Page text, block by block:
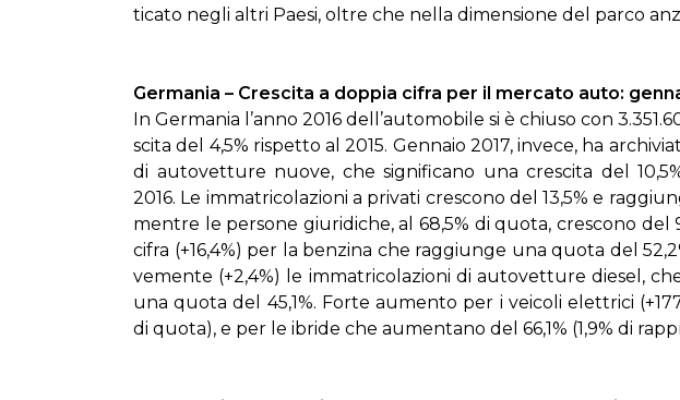
ti­ca­to ne­gli al­tri Pae­si, ol­tre che nel­la di­men­sio­ne del par­co
Ger­ma­nia – Cre­sci­ta a dop­pia ci­fra per il mer­ca­to au­to:
In Ger­ma­nia l’an­no 2016 del­l’au­to­mo­bi­le si è chiu­so con
sci­ta del 4,5% ri­spet­to al 2015. Gen­na­io 2017, in­ve­ce, ha
di au­to­vet­tu­re nuo­ve, che si­gni­fi­ca­no una cre­sci­ta del
2016. Le im­ma­tri­co­la­zio­ni a pri­va­ti cre­sco­no del 13,5% e
men­tre le per­so­ne giu­ri­di­che, al 68,5% di quo­ta, cre­sco­no del
ci­fra (+16,4%) per la ben­zi­na che rag­giun­ge una quo­ta del
ve­men­te (+2,4%) le im­ma­tri­co­la­zio­ni di au­to­vet­tu­re die­sel,
una quo­ta del 45,1%. For­te au­men­to per i vei­co­li elet­tri­ci
di quo­ta), e per le ibri­de che au­men­ta­no del 66,1% (1,9% di